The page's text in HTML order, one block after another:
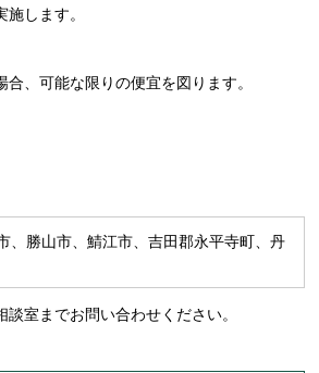
します。
、可能な限りの便宜を図ります。
、勝山市、鯖江市、吉田郡永平寺町、丹
室までお問い合わせください。